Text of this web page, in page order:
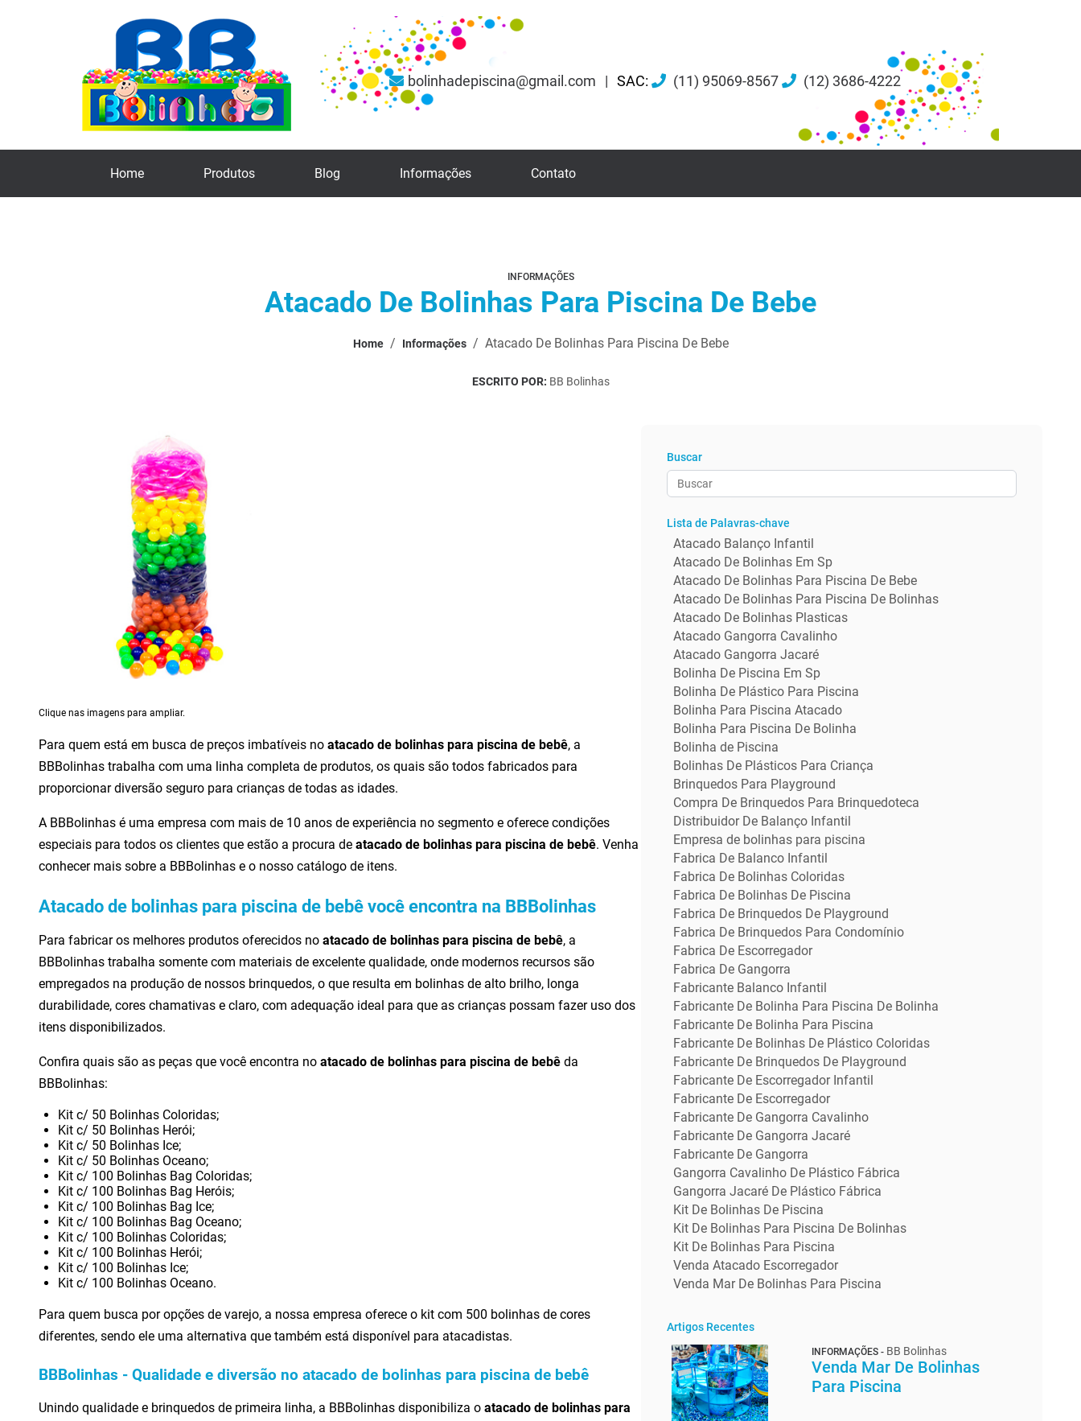
bolinhadepiscina@gmail.com | SAC: (11) 95069-8567 (12) 3686-4222
Home Produtos Blog Informações Contato
INFORMAÇÕES
Atacado De Bolinhas Para Piscina De Bebe
Home / Informações / Atacado De Bolinhas Para Piscina De Bebe
ESCRITO POR: BB Bolinhas
Clique nas imagens para ampliar.
Para quem está em busca de preços imbatíveis no atacado de bolinhas para piscina de bebê, a
BBBolinhas trabalha com uma linha completa de produtos, os quais são todos fabricados para
proporcionar diversão seguro para crianças de todas as idades.
A BBBolinhas é uma empresa com mais de 10 anos de experiência no segmento e oferece condições
especiais para todos os clientes que estão a procura de atacado de bolinhas para piscina de bebê. Venha
conhecer mais sobre a BBBolinhas e o nosso catálogo de itens.
Atacado de bolinhas para piscina de bebê você encontra na BBBolinhas
Para fabricar os melhores produtos oferecidos no atacado de bolinhas para piscina de bebê, a
BBBolinhas trabalha somente com materiais de excelente qualidade, onde modernos recursos são
empregados na produção de nossos brinquedos, o que resulta em bolinhas de alto brilho, longa
durabilidade, cores chamativas e claro, com adequação ideal para que as crianças possam fazer uso dos
itens disponibilizados.
Confira quais são as peças que você encontra no atacado de bolinhas para piscina de bebê da
BBBolinhas:
Kit c/ 50 Bolinhas Coloridas;
Kit c/ 50 Bolinhas Herói;
Kit c/ 50 Bolinhas Ice;
Kit c/ 50 Bolinhas Oceano;
Kit c/ 100 Bolinhas Bag Coloridas;
Kit c/ 100 Bolinhas Bag Heróis;
Kit c/ 100 Bolinhas Bag Ice;
Kit c/ 100 Bolinhas Bag Oceano;
Kit c/ 100 Bolinhas Coloridas;
Kit c/ 100 Bolinhas Herói;
Kit c/ 100 Bolinhas Ice;
Kit c/ 100 Bolinhas Oceano.
Para quem busca por opções de varejo, a nossa empresa oferece o kit com 500 bolinhas de cores
diferentes, sendo ele uma alternativa que também está disponível para atacadistas.
BBBolinhas - Qualidade e diversão no atacado de bolinhas para piscina de bebê
Unindo qualidade e brinquedos de primeira linha, a BBBolinhas disponibiliza o atacado de bolinhas para
Buscar
Lista de Palavras-chave
Atacado Balanço Infantil
Atacado De Bolinhas Em Sp
Atacado De Bolinhas Para Piscina De Bebe
Atacado De Bolinhas Para Piscina De Bolinhas
Atacado De Bolinhas Plasticas
Atacado Gangorra Cavalinho
Atacado Gangorra Jacaré
Bolinha De Piscina Em Sp
Bolinha De Plástico Para Piscina
Bolinha Para Piscina Atacado
Bolinha Para Piscina De Bolinha
Bolinha de Piscina
Bolinhas De Plásticos Para Criança
Brinquedos Para Playground
Compra De Brinquedos Para Brinquedoteca
Distribuidor De Balanço Infantil
Empresa de bolinhas para piscina
Fabrica De Balanco Infantil
Fabrica De Bolinhas Coloridas
Fabrica De Bolinhas De Piscina
Fabrica De Brinquedos De Playground
Fabrica De Brinquedos Para Condomínio
Fabrica De Escorregador
Fabrica De Gangorra
Fabricante Balanco Infantil
Fabricante De Bolinha Para Piscina De Bolinha
Fabricante De Bolinha Para Piscina
Fabricante De Bolinhas De Plástico Coloridas
Fabricante De Brinquedos De Playground
Fabricante De Escorregador Infantil
Fabricante De Escorregador
Fabricante De Gangorra Cavalinho
Fabricante De Gangorra Jacaré
Fabricante De Gangorra
Gangorra Cavalinho De Plástico Fábrica
Gangorra Jacaré De Plástico Fábrica
Kit De Bolinhas De Piscina
Kit De Bolinhas Para Piscina De Bolinhas
Kit De Bolinhas Para Piscina
Venda Atacado Escorregador
Venda Mar De Bolinhas Para Piscina
Artigos Recentes
INFORMAÇÕES - BB Bolinhas
Venda Mar De Bolinhas
Para Piscina